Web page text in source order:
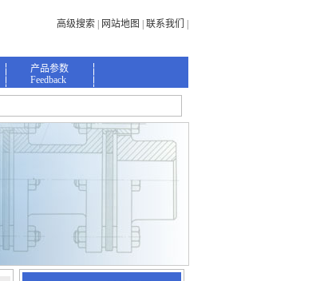
高级搜索| 网站地图 联系我们
产品参数
Feedback